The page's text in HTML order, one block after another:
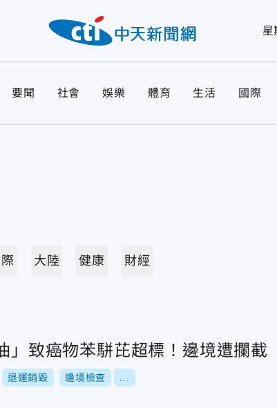
星
要聞 社會 娛樂 體育 生活 國際
大陸 健康 財經
」致癌物苯駢芘超標！邊境遭攔截
退運銷毀 邊境檢查